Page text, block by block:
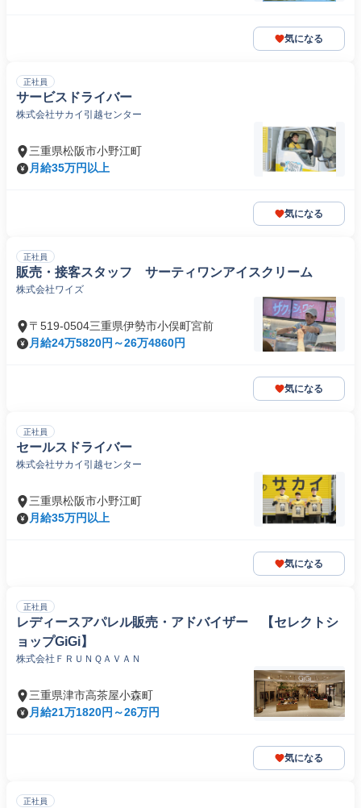
気になる
正社員
サービスドライバー
株式会社サカイ引越センター
三重県松阪市小野江町
月給35万円以上
気になる
正社員
販売・接客スタッフ サーティワンアイスクリーム
株式会社ワイズ
〒519-0504三重県伊勢市小俣町宮前
月給24万5820円～26万4860円
気になる
正社員
セールスドライバー
株式会社サカイ引越センター
三重県松阪市小野江町
月給35万円以上
気になる
正社員
レディースアパレル販売・アドバイザー 【セレクトシ
ョップGiGi】
株式会社ＦＲＵＮＱＡＶＡＮ
三重県津市高茶屋小森町
月給21万1820円～26万円
気になる
正社員